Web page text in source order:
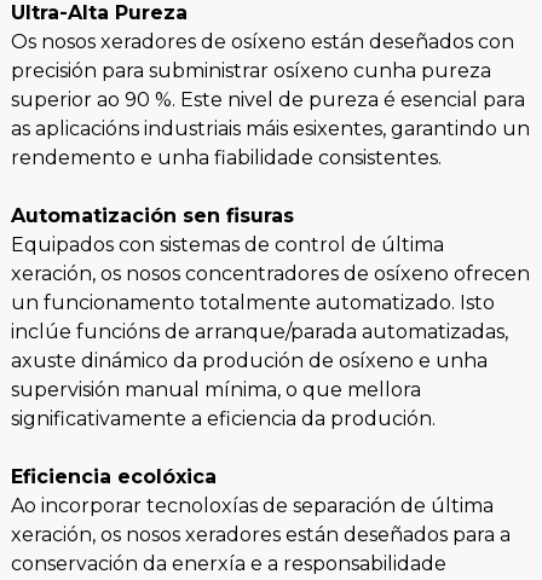
Ultra-Alta Pureza
Os nosos xeradores de osíxeno están deseñados con
precisión para subministrar osíxeno cunha pureza
superior ao 90 %. Este nivel de pureza é esencial para
as aplicacións industriais máis esixentes, garantindo un
rendemento e unha fiabilidade consistentes.
Automatización sen fisuras
Equipados con sistemas de control de última
xeración, os nosos concentradores de osíxeno ofrecen
un funcionamento totalmente automatizado. Isto
inclúe funcións de arranque/parada automatizadas,
axuste dinámico da produción de osíxeno e unha
supervisión manual mínima, o que mellora
significativamente a eficiencia da produción.
Eficiencia ecolóxica
Ao incorporar tecnoloxías de separación de última
xeración, os nosos xeradores están deseñados para a
conservación da enerxía e a responsabilidade